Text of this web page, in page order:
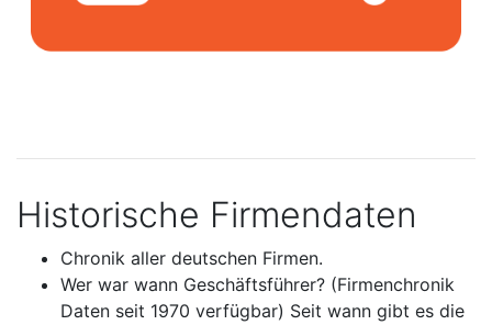
Historische Firmendaten
Chronik aller deutschen Firmen.
Wer war wann Geschäftsführer? (Firmenchronik
Daten seit 1970 verfügbar) Seit wann gibt es die